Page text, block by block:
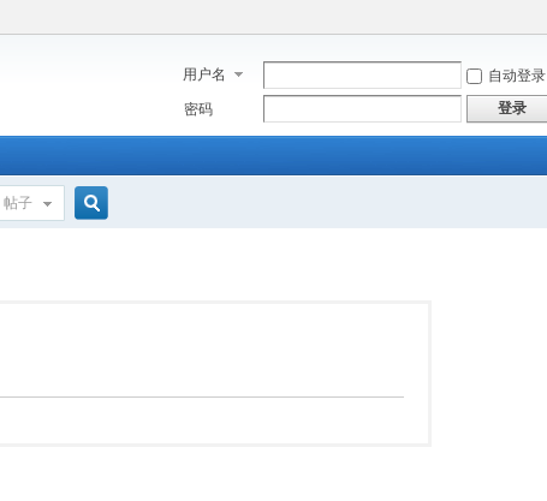
用户名 自动登录
密码
登录
帖子